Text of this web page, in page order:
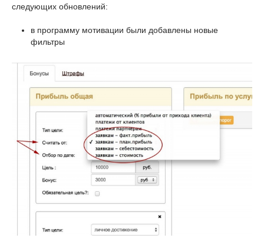
следующих обновлений:
в программу мотивации были добавлены новые
фильтры